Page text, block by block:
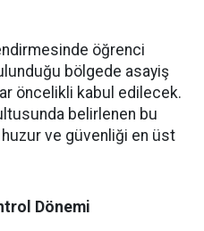
öğrenci
bölgede asayiş
öncelikli kabul edilecek.
belirlenen bu
huzur ve güvenliği en üst
Dönemi